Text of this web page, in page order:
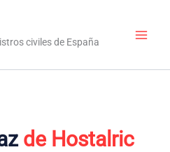
civiles de España
de Hostalric